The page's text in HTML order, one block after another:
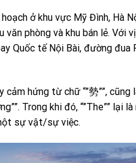
ở khu vực Mỹ Đình, Hà
phòng và khu bán lẻ. Với
Quốc tế Nội Bài, đường
hứng từ chữ “”勢””,
Trong khi đó, “”The”” lại
sự vật/sự việc.